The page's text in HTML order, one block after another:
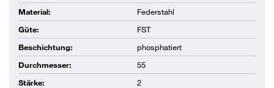
Material:
Federstahl
Güte:
FST
Beschichtung:
phosphatiert
Durchmesser:
55
Stärke:
2